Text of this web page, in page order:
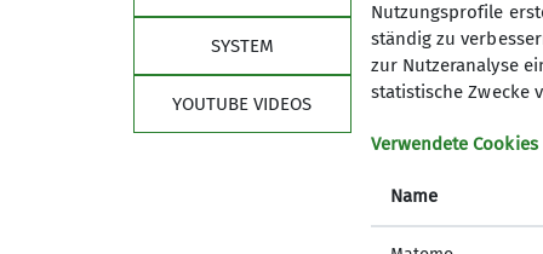
Unsere Gamshütte
Kletterzentrum Obb. Süd Bad Tölz
Unser
Satzung
SYSTEM
YOUTUBE VIDEOS
Nutzungsprofile
ständig zu
zur Nutzeranalyse
statistische Zwecke
Verwendete Cookies
Name